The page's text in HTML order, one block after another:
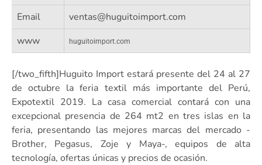
Email
ventas@huguitoimport.com
www
huguitoimport.com
[/two_fifth]Huguito Import estará presente del 24 al 27
de octubre la feria textil más importante del Perú,
Expotextil 2019. La casa comercial contará con una
excepcional presencia de 264 mt2 en tres islas en la
feria, presentando las mejores marcas del mercado -
Brother, Pegasus, Zoje y Maya-, equipos de alta
tecnología, ofertas únicas y precios de ocasión.